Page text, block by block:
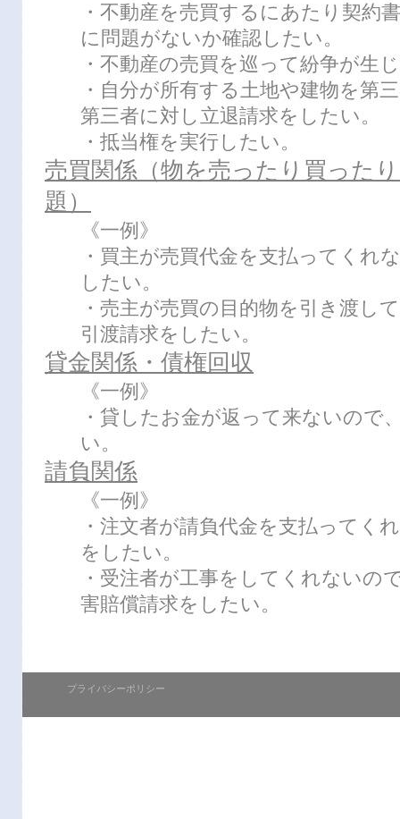
・不動産を売買するにあたり契約
に問題がないか確認したい。
・不動産の売買を巡って紛争が生
・自分が所有する土地や建物を第
第三者に対し立退請求をしたい。
・抵当権を実行したい。
売買関係（物を売ったり買った
題）
《一例》
・買主が売買代金を支払ってくれ
したい。
・売主が売買の目的物を引き渡し
引渡請求をしたい。
貸金関係・債権回収
《一例》
・貸したお金が返って来ないので
い。
請負関係
《一例》
・注文者が請負代金を支払ってく
をしたい。
・受注者が工事をしてくれないの
害賠償請求をしたい。
プライバシーポリシー